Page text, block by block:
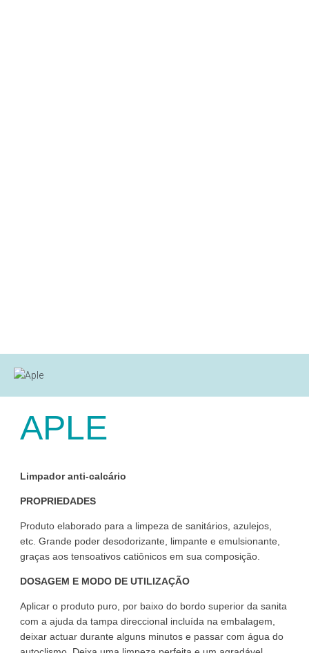
APLE
Limpador anti-calcário
PROPRIEDADES
Produto elaborado para a limpeza de sanitários, azulejos,
etc. Grande poder desodorizante, limpante e emulsionante,
graças aos tensoativos catiônicos em sua composição.
DOSAGEM E MODO DE UTILIZAÇÃO
Aplicar o produto puro, por baixo do bordo superior da sanita
com a ajuda da tampa direccional incluída na embalagem,
deixar actuar durante alguns minutos e passar com água do